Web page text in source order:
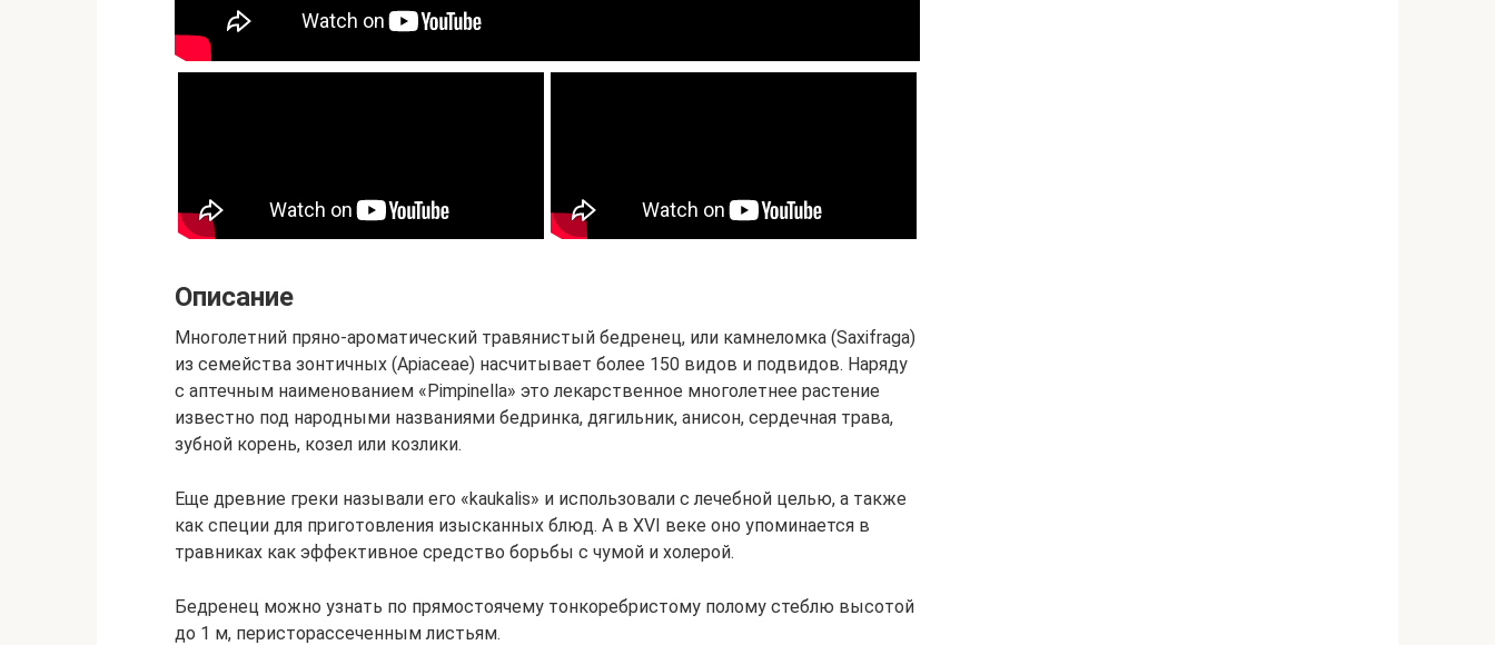
Описание
Многолетний пряно-ароматический травянистый бедренец, или камнеломка (Saxifraga)
из семейства зонтичных (Apiaceae) насчитывает более 150 видов и подвидов. Наряду
с аптечным наименованием «Pimpinella» это лекарственное многолетнее растение
известно под народными названиями бедринка, дягильник, анисон, сердечная трава,
зубной корень, козел или козлики.
Еще древние греки называли его «kaukalis» и использовали с лечебной целью, а также
как специи для приготовления изысканных блюд. А в XVI веке оно упоминается в
травниках как эффективное средство борьбы с чумой и холерой.
Бедренец можно узнать по прямостоячему тонкоребристому полому стеблю высотой
до 1 м, перисторассеченным листьям.